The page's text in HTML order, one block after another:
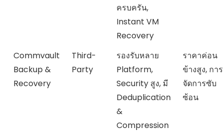
ครบครัน,
Instant VM
Recovery
Commvault
Backup &
Recovery
Third-
Party
รองรับหลาย
Platform,
Security สูง, มี
Deduplication
&
Compression
ราคาค่อน
ข้างสูง, การ
จัดการซับ
ซ้อน